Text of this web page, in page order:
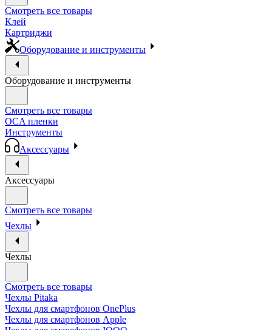
Смотреть все товары
Клей
Картриджи
Оборудование и инструменты
Оборудование и инструменты
Смотреть все товары
OCA пленки
Инструменты
Аксессуары
Аксессуары
Смотреть все товары
Чехлы
Чехлы
Смотреть все товары
Чехлы Pitaka
Чехлы для смартфонов OnePlus
Чехлы для смартфонов Apple